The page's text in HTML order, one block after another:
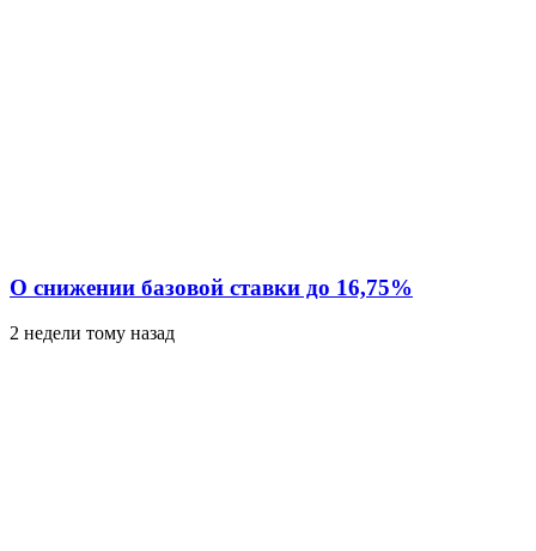
О снижении базовой ставки до 16,75%
2 недели тому назад